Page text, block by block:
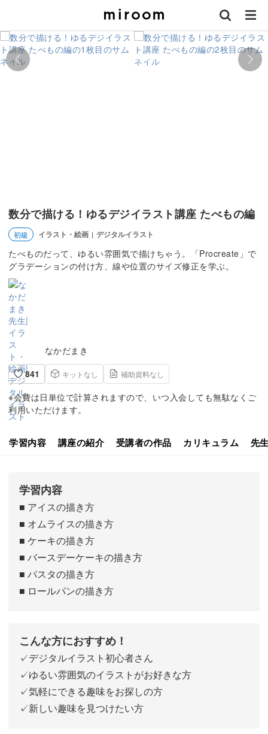
数分で描ける！ゆるデジイラスト講座 たべもの編
初級 イラスト・絵画 | デジタルイラスト
たべものだって、ゆるい雰囲気で描けちゃう。「Procreate」で
グラデーションの付け方、線や位置のサイズ修正を学ぶ。
なかだまき
841
キットなし 補助資料なし
※会費は日単位で計算されますので、いつ入会しても無駄なくご
利用いただけます。
学習内容 講座の紹介 受講者の作品 カリキュラム 先
学習内容
■ アイスの描き方
■ オムライスの描き方
■ ケーキの描き方
■ バースデーケーキの描き方
■ パスタの描き方
■ ロールパンの描き方
こんな方におすすめ！
✓デジタルイラスト初心者さん
✓ゆるい雰囲気のイラストがお好きな方
✓気軽にできる趣味をお探しの方
✓新しい趣味を見つけたい方